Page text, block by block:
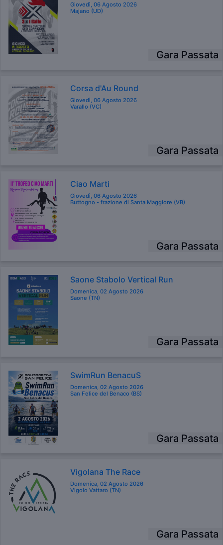
Giovedì, 06 Agosto 2026
Majano (UD)
Gara Passata
Corsa d'Au Round
Giovedì, 06 Agosto 2026
Varallo (VC)
Gara Passata
Ciao Marti
Giovedì, 06 Agosto 2026
Buttogno - frazione di Santa Maggiore (VB)
Gara Passata
Saone Stabolo Vertical Run
Domenica, 02 Agosto 2026
Saone (TN)
Gara Passata
SwimRun BenacuS
Domenica, 02 Agosto 2026
San Felice del Benaco (BS)
Gara Passata
Vigolana The Race
Domenica, 02 Agosto 2026
Vigolo Vattaro (TN)
Gara Passata